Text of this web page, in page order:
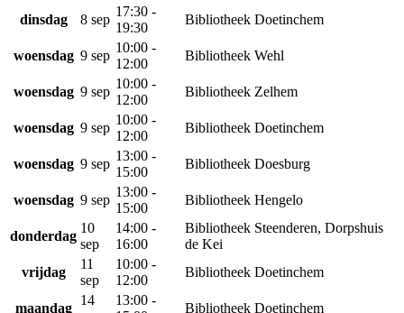
dinsdag 8 sep
17:30 -
19:30
Bibliotheek Doetinchem
woensdag 9 sep
10:00 -
12:00
Bibliotheek Wehl
woensdag 9 sep
10:00 -
12:00
Bibliotheek Zelhem
woensdag 9 sep
10:00 -
12:00
Bibliotheek Doetinchem
woensdag 9 sep
13:00 -
15:00
Bibliotheek Doesburg
woensdag 9 sep
13:00 -
15:00
Bibliotheek Hengelo
donderdag
10
sep
14:00 -
16:00
Bibliotheek Steenderen, Dorpshuis
de Kei
vrijdag
11
sep
10:00 -
12:00
Bibliotheek Doetinchem
maandag
14
13:00 -
Bibliotheek Doetinchem